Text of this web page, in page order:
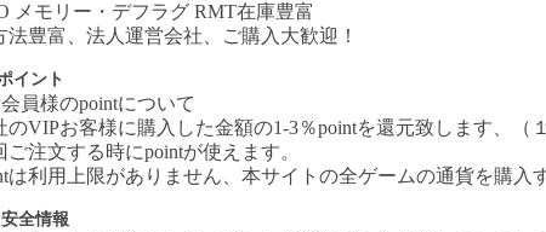
メモリー・デフラグ RMT在庫豊富
法豊富、法人運営会社、ご購入大歓迎！
イント
員様のpointについて
のVIPお客様に購入した金額の1-3％pointを還元致します、（
ご注文する時にpointが使えます。
は利用上限がありません、本サイトの全ゲームの通貨を購入
全情報